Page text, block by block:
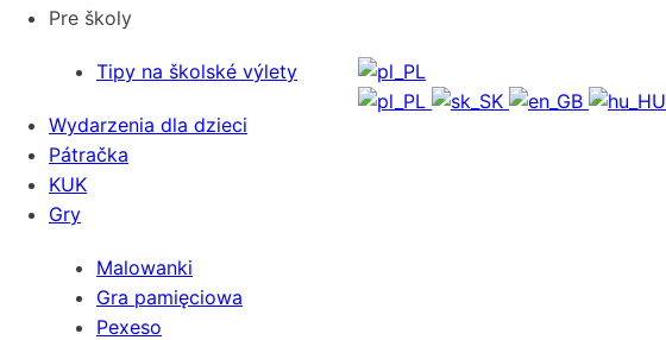
Pre školy
Tipy na školské výlety
Wydarzenia dla dzieci
Pátračka
KUK
Gry
Malowanki
Gra pamięciowa
Pexeso